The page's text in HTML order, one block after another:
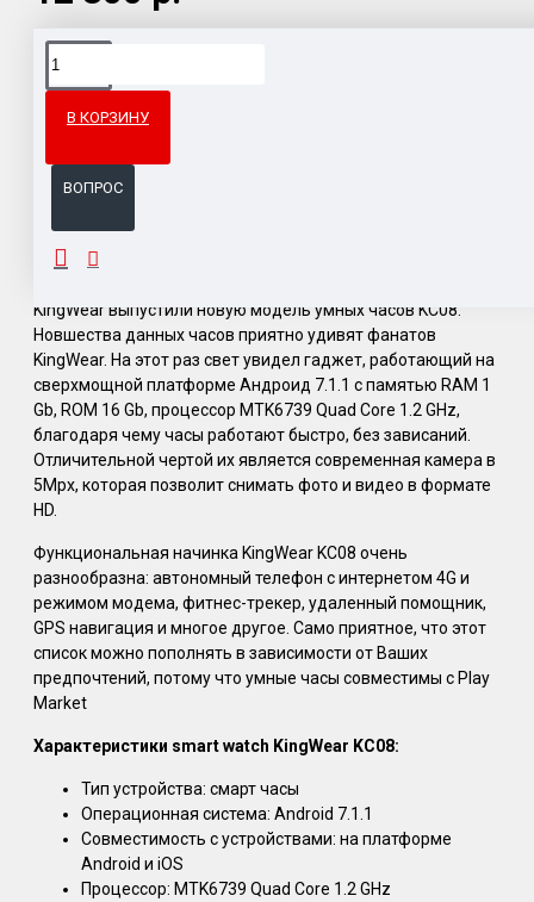
В КОРЗИНУ
ВОПРОС
Доставка товара по всему Таможенному союзу.
ОПИСАНИЕ
KingWear выпустили новую модель умных часов KC08.
Новшества данных часов приятно удивят фанатов
KingWear. На этот раз свет увидел гаджет, работающий на
сверхмощной платформе Андроид 7.1.1 с памятью RAM 1
Gb, ROM 16 Gb, процессор MTK6739 Quad Core 1.2 GHz,
благодаря чему часы работают быстро, без зависаний.
Отличительной чертой их является современная камера в
5Mpx, которая позволит снимать фото и видео в формате
HD.
Функциональная начинка KingWear KC08 очень
разнообразна: автономный телефон с интернетом 4G и
режимом модема, фитнес-трекер, удаленный помощник,
GPS навигация и многое другое. Само приятное, что этот
список можно пополнять в зависимости от Ваших
предпочтений, потому что умные часы совместимы с Play
Market
Характеристики smart watch KingWear KC08:
Тип устройства: смарт часы
Операционная система: Android 7.1.1
Совместимость с устройствами: на платформе
Android и iOS
Процессор: MTK6739 Quad Core 1.2 GHz